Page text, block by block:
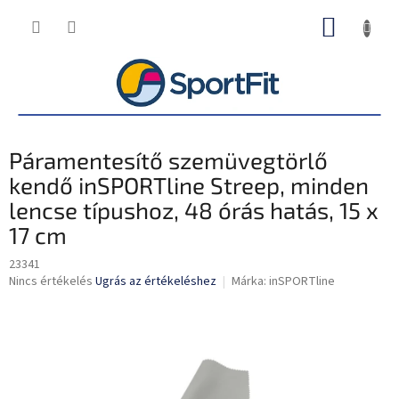
KOSÁR
Páramentesítő szemüvegtörlő
kendő inSPORTline Streep, minden
lencse típushoz, 48 órás hatás, 15 x
17 cm
23341
A
Nincs értékelés Ugrás az értékeléshez Márka: inSPORTline